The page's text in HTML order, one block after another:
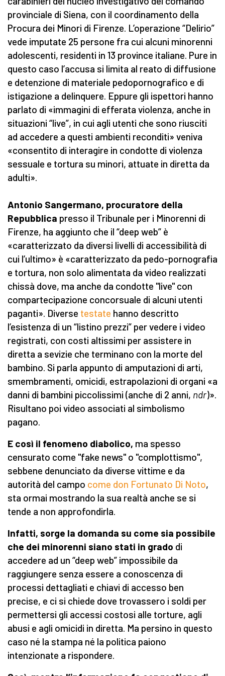
provinciale di Siena, con il coordinamento della
Procura dei Minori di Firenze. L’operazione “Delirio”
vede imputate 25 persone fra cui alcuni minorenni
adolescenti, residenti in 13 province italiane. Pure in
questo caso l’accusa si limita al reato di diffusione
e detenzione di materiale pedopornografico e di
istigazione a delinquere. Eppure gli ispettori hanno
parlato di «immagini di efferata violenza, anche in
situazioni “live”, in cui agli utenti che sono riusciti
ad accedere a questi ambienti reconditi» veniva
«consentito di interagire in condotte di violenza
sessuale e tortura su minori, attuate in diretta da
adulti».
Antonio Sangermano, procuratore della
Repubblica presso il Tribunale per i Minorenni di
Firenze, ha aggiunto che il “deep web” è
«caratterizzato da diversi livelli di accessibilità di
cui l’ultimo» è «caratterizzato da pedo-pornografia
e tortura, non solo alimentata da video realizzati
chissà dove, ma anche da condotte "live" con
compartecipazione concorsuale di alcuni utenti
paganti». Diverse testate hanno descritto
l’esistenza di un “listino prezzi” per vedere i video
registrati, con costi altissimi per assistere in
diretta a sevizie che terminano con la morte del
bambino. Si parla appunto di amputazioni di arti,
smembramenti, omicidi, estrapolazioni di organi «a
danni di bambini piccolissimi (anche di 2 anni, ndr)».
Risultano poi video associati al simbolismo
pagano.
E così il fenomeno diabolico, ma spesso
censurato come "fake news" o "complottismo",
sebbene denunciato da diverse vittime e da
autorità del campo come don Fortunato Di Noto,
sta ormai mostrando la sua realtà anche se si
tende a non approfondirla.
Infatti, sorge la domanda su come sia possibile
che dei minorenni siano stati in grado di
accedere ad un “deep web” impossibile da
raggiungere senza essere a conoscenza di
processi dettagliati e chiavi di accesso ben
precise, e ci si chiede dove trovassero i soldi per
permettersi gli accessi costosi alle torture, agli
abusi e agli omicidi in diretta. Ma persino in questo
caso né la stampa né la politica paiono
intenzionate a rispondere.